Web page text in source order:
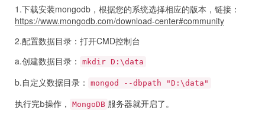
1.下载安装mongodb，根据您的系统选择相应的版本，链接：
https://www.mongodb.com/download-center#community
2.配置数据目录：打开CMD控制台
a.创建数据目录：
mkdir D:\data
b.自定义数据目录： mongod --dbpath "D:\data"
执行完b操作， MongoDB 服务器就开启了。